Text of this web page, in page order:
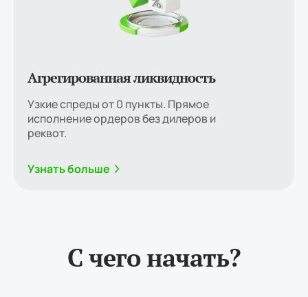
Агрегированная ликвидность
Узкие спреды от 0 пункты. Прямое
исполнение ордеров без дилеров и
реквот.
Узнать больше
С чего начать?